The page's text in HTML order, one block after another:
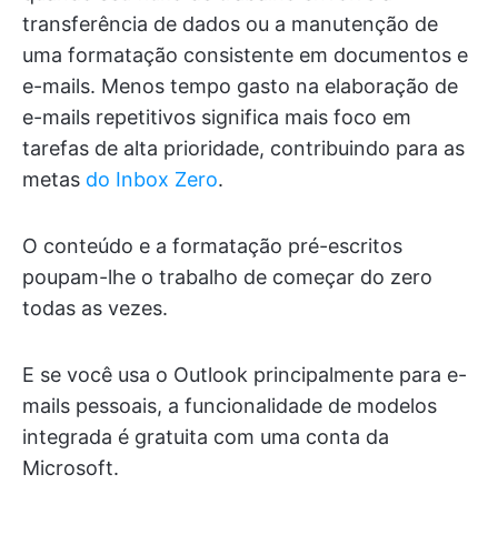
transferência de dados ou a manutenção de
uma formatação consistente em documentos e
e-mails. Menos tempo gasto na elaboração de
e-mails repetitivos significa mais foco em
tarefas de alta prioridade, contribuindo para as
metas do Inbox Zero.
O conteúdo e a formatação pré-escritos
poupam-lhe o trabalho de começar do zero
todas as vezes.
E se você usa o Outlook principalmente para e-
mails pessoais, a funcionalidade de modelos
integrada é gratuita com uma conta da
Microsoft.